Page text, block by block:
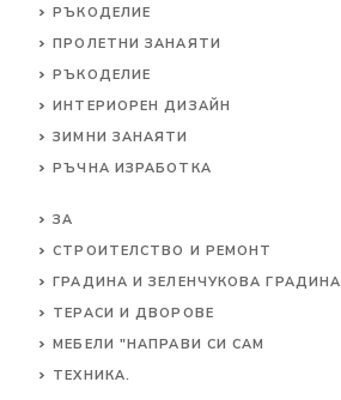
РЪКОДЕЛИЕ
ПРОЛЕТНИ ЗАНАЯТИ
РЪКОДЕЛИЕ
ИНТЕРИОРЕН ДИЗАЙН
ЗИМНИ ЗАНАЯТИ
РЪЧНА ИЗРАБОТКА
ЗА
СТРОИТЕЛСТВО И РЕМОНТ
ГРАДИНА И ЗЕЛЕНЧУКОВА ГРАДИНА
ТЕРАСИ И ДВОРОВЕ
МЕБЕЛИ "НАПРАВИ СИ САМ
ТЕХНИКА.